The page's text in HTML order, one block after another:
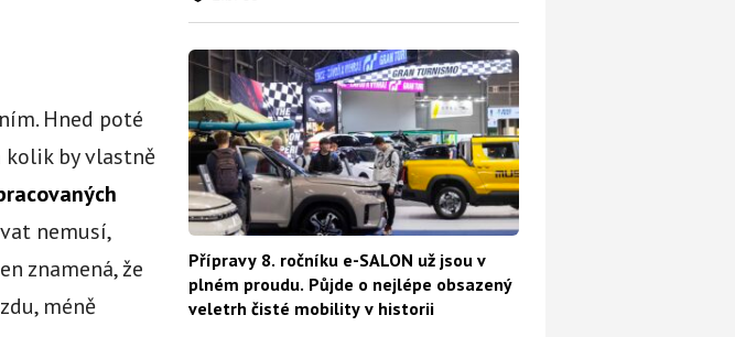
Hned poté
kolik by vlastně
nemusí,
znamená, že
méně
Přípravy 8. ročníku e-SALON už jsou v
plném proudu. Půjde o nejlépe obsazený
veletrh čisté mobility v historii